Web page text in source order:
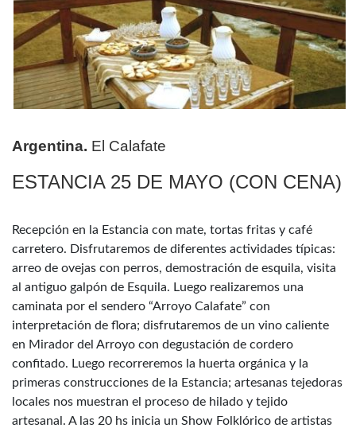
Argentina. El Calafate
ESTANCIA 25 DE MAYO (CON CENA)
Recepción en la Estancia con mate, tortas fritas y café
carretero. Disfrutaremos de diferentes actividades típicas:
arreo de ovejas con perros, demostración de esquila, visita
al antiguo galpón de Esquila. Luego realizaremos una
caminata por el sendero “Arroyo Calafate” con
interpretación de flora; disfrutaremos de un vino caliente
en Mirador del Arroyo con degustación de cordero
confitado. Luego recorreremos la huerta orgánica y la
primeras construcciones de la Estancia; artesanas tejedoras
locales nos muestran el proceso de hilado y tejido
artesanal. A las 20 hs inicia un Show Folklórico de artistas